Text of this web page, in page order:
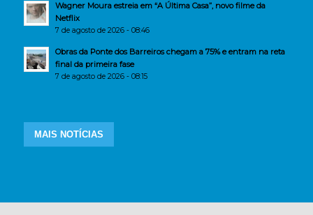
Wagner Moura estreia em “A Última Casa”, novo filme da
Netflix
7 de agosto de 2026 - 08:46
Obras da Ponte dos Barreiros chegam a 75% e entram na reta
final da primeira fase
7 de agosto de 2026 - 08:15
MAIS NOTÍCIAS